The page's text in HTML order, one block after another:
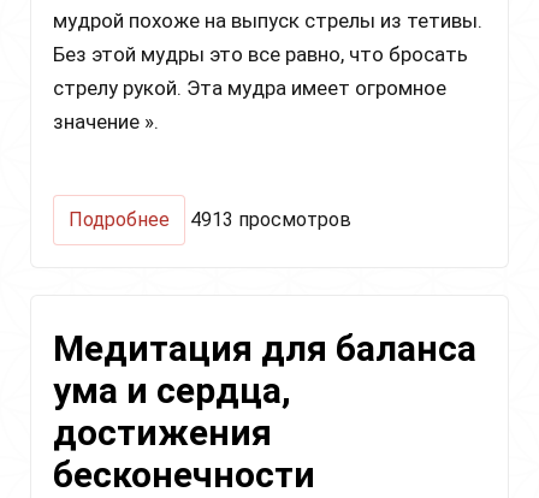
мудрой похоже на выпуск стрелы из тетивы.
Без этой мудры это все равно, что бросать
стрелу рукой. Эта мудра имеет огромное
значение ».
Подробнее
Шив
4913 просмотров
Медитация для баланса
ума и сердца,
достижения
бесконечности